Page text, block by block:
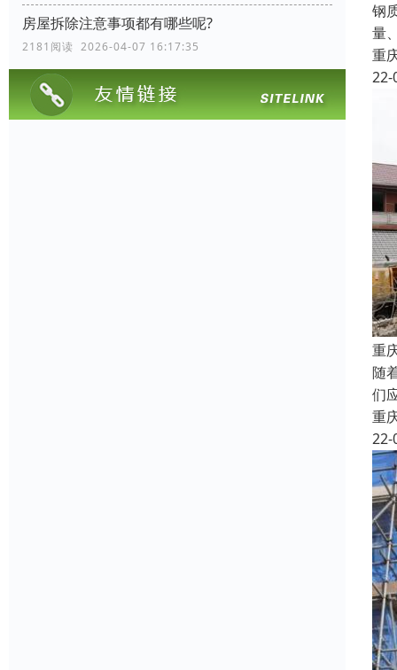
房屋拆除注意事项都有哪些呢?
2181阅读 2026-04-07 16:17:35
钢
量
重
22-
重
随
们
重
22-